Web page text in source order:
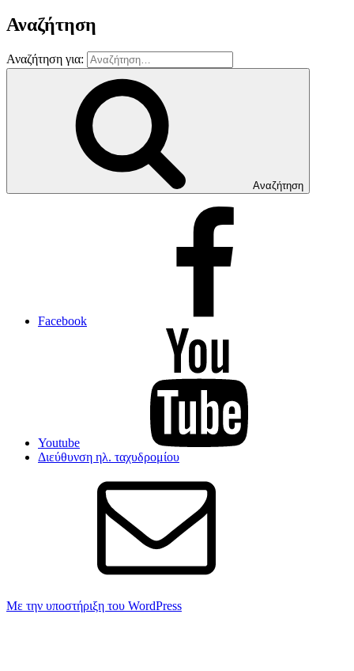
Αναζήτηση
Αναζήτηση για:
Αναζήτηση
Facebook
Youtube
Διεύθυνση ηλ. ταχυδρομίου
Με την υποστήριξη του WordPress